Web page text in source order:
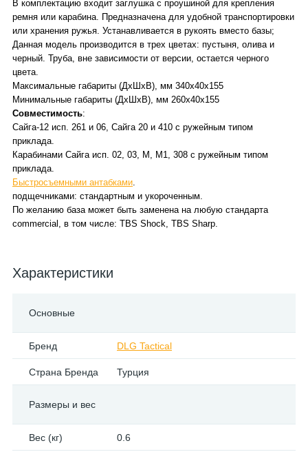
В комплектацию входит заглушка с проушиной для крепления
ремня или карабина. Предназначена для удобной транспортировки
или хранения ружья. Устанавливается в рукоять вместо базы;
Данная модель производится в трех цветах: пустыня, олива и
черный. Труба, вне зависимости от версии, остается черного
цвета.
Максимальные габариты (ДхШхВ), мм 340х40х155
Минимальные габариты (ДхШхВ), мм 260х40х155
Совместимость:
Сайга-12 исп. 261 и 06, Сайга 20 и 410 с ружейным типом
приклада.
Карабинами Сайга исп. 02, 03, М, М1, 308 с ружейным типом
приклада.
Быстросъемными антабками.
подщечниками: стандартным и укороченным.
По желанию база может быть заменена на любую стандарта
commercial, в том числе: TBS Shock, TBS Sharp.
Характеристики
Основные
Бренд DLG Tactical
Страна Бренда Турция
Размеры и вес
Вес (кг) 0.6